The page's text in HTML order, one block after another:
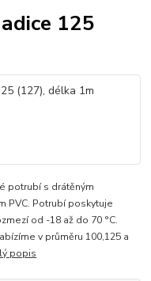
125
potrubí s drátěným
PVC. Potrubí poskytuje
od -18 až do 70 °C.
v průměru 100,125 a
popis